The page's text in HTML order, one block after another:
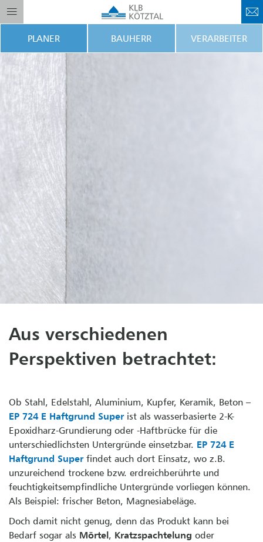
PLANER BAUHERR VERARBEITER
Aus verschiedenen
Perspektiven betrachtet:
Ob Stahl, Edelstahl, Aluminium, Kupfer, Keramik, Beton –
EP 724 E Haftgrund Superist als wasserbasierte 2-K-
Epoxidharz-Grundierung oder -Haftbrücke für die
unterschiedlichsten Untergründe einsetzbar. EP 724 E
Haftgrund Superfindet auch dort Einsatz, wo z.B.
unzureichend trockene bzw. erdreichberührte und
feuchtigkeitsempfindliche Untergründe vorliegen können.
Als Beispiel: frischer Beton, Magnesiabeläge.
Doch damit nicht genug, denn das Produkt kann bei
Bedarf sogar als Mörtel, Kratzspachtelung oder